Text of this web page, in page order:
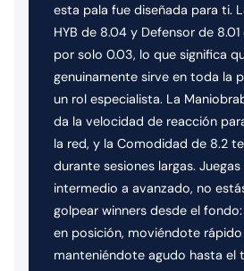
esta pala fue diseñada para ti.
HYB de 8.04 y Defensor de
por solo 0.03, lo que significa
genuinamente sirve en toda la
un rol especialista. La
da la velocidad de reacción
la red, y la Comodidad de 8.2
durante sesiones largas. Juegas
intermedio a avanzado, no
golpear winners desde el
en posición, moviéndote
manteniéndote agudo hasta el